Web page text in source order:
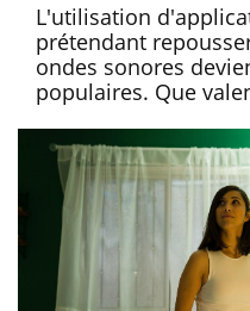
L'utilisation
prétendant
ondes sonores
populaires. Que